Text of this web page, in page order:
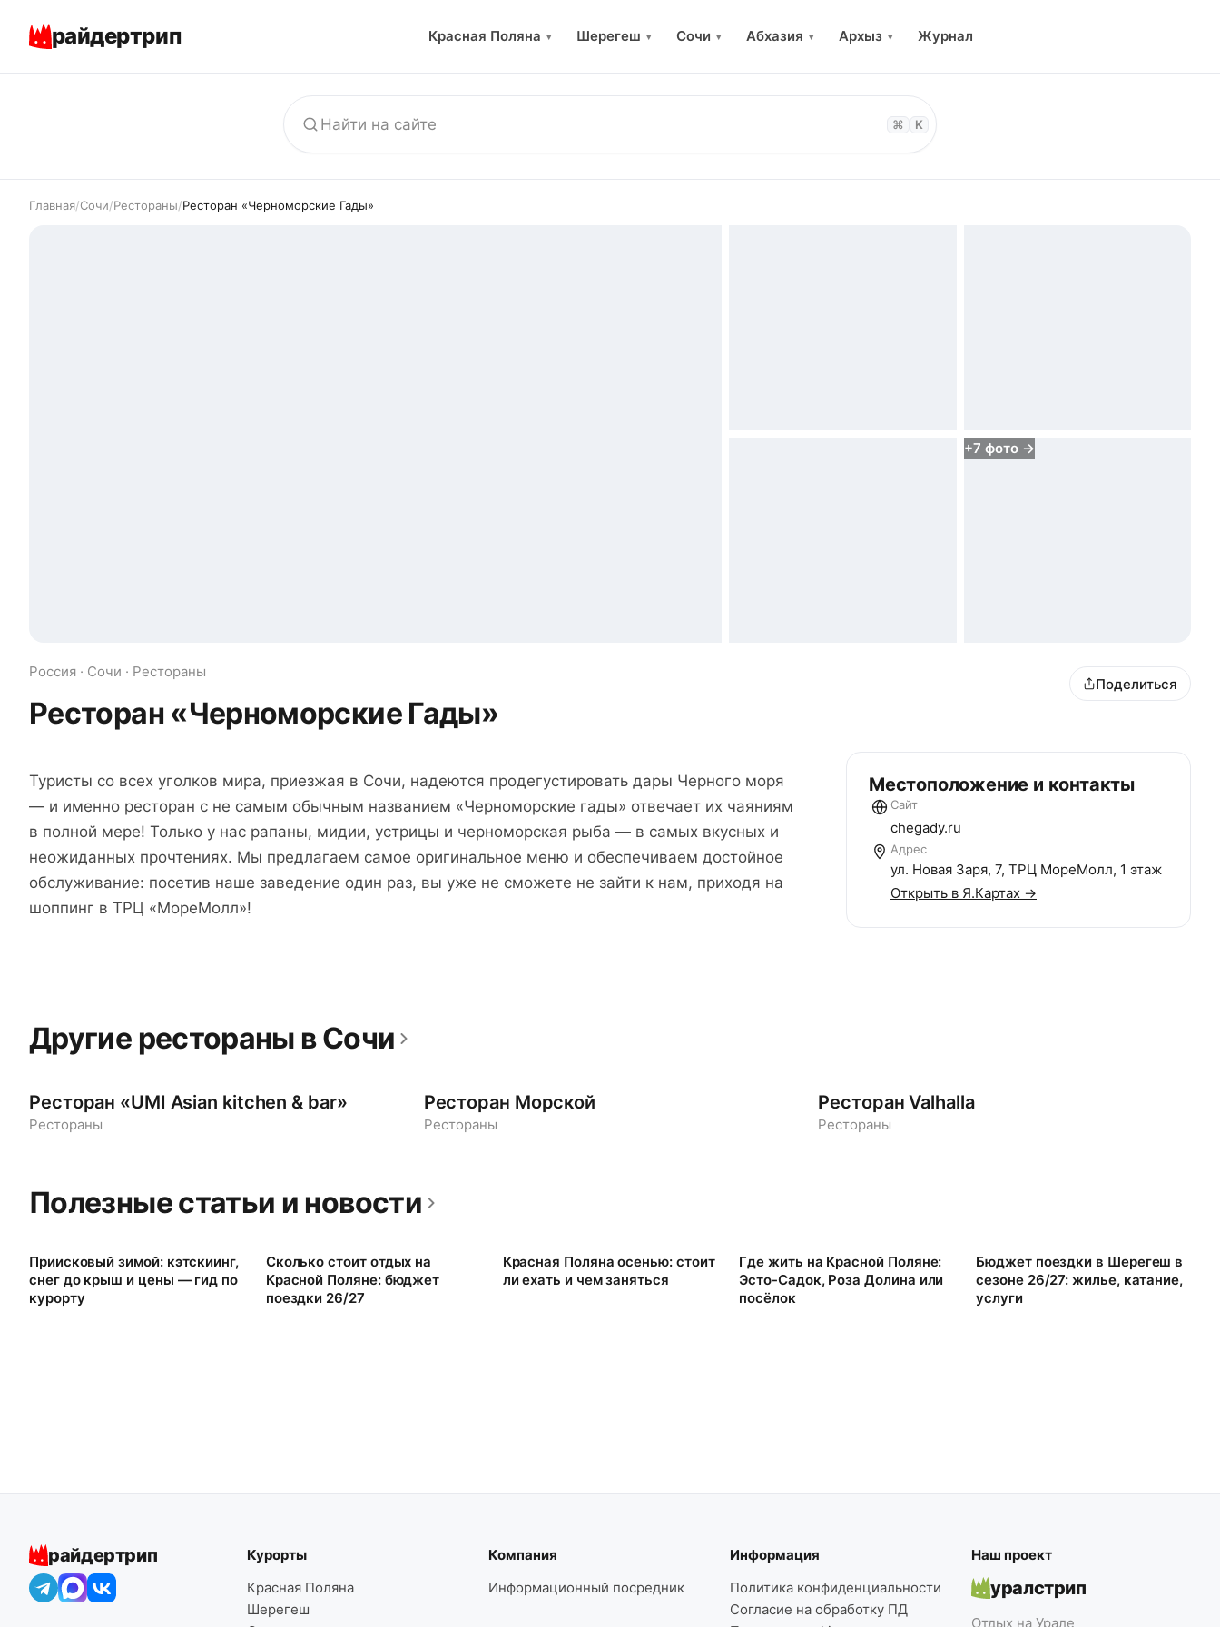
райдертрип Красная Поляна ▾ Шерегеш ▾ Сочи ▾ Абхазия ▾ Архыз ▾ Журнал
⌘ K
Главная/Сочи/Рестораны/Ресторан «Черноморские Гады»
+7 фото →
Россия · Сочи · Рестораны
Ресторан «Черноморские Гады»
Поделиться
Туристы со всех уголков мира, приезжая в Сочи, надеются продегустировать дары Черного моря
— и именно ресторан с не самым обычным названием «Черноморские гады» отвечает их чаяниям
в полной мере! Только у нас рапаны, мидии, устрицы и черноморская рыба — в самых вкусных и
неожиданных прочтениях. Мы предлагаем самое оригинальное меню и обеспечиваем достойное
обслуживание: посетив наше заведение один раз, вы уже не сможете не зайти к нам, приходя на
шоппинг в ТРЦ «МореМолл»!
Местоположение и контакты
Сайт
chegady.ru
Адрес
ул. Новая Заря, 7, ТРЦ МореМолл, 1 этаж
Открыть в Я.Картах →
Другие рестораны в Сочи
Ресторан «UMI Asian kitchen & bar»
Рестораны
Ресторан Морской
Рестораны
Ресторан Valhalla
Рестораны
Полезные статьи и новости
Приисковый зимой: кэтскиинг,
снег до крыш и цены — гид по
курорту
Сколько стоит отдых на
Красной Поляне: бюджет
поездки 26/27
Красная Поляна осенью: стоит
ли ехать и чем заняться
Где жить на Красной Поляне:
Эсто-Садок, Роза Долина или
посёлок
Бюджет поездки в Шерегеш в
сезоне 26/27: жилье, катание,
услуги
райдертрип
Курорты
Красная Поляна
Шерегеш
Компания
Информационный посредник
Информация
Политика конфиденциальности
Согласие на обработку ПД
Наш проект
уралстрип
Отдых на Урале